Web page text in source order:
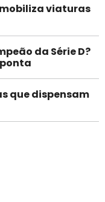
viaturas
da Série D?
que dispensam